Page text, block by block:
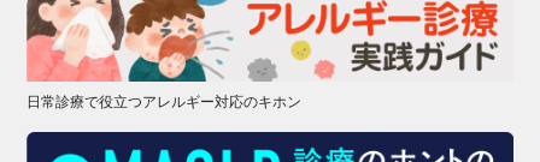
日常診療で役立つアレルギー対応のキホン